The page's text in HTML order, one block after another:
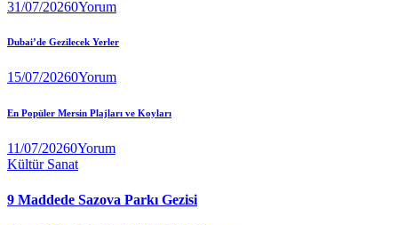
31/07/20260Yorum
Dubai’de Gezilecek Yerler
15/07/20260Yorum
En Popüler Mersin Plajları ve Koyları
11/07/20260Yorum
Kültür Sanat
9 Maddede Sazova Parkı Gezisi